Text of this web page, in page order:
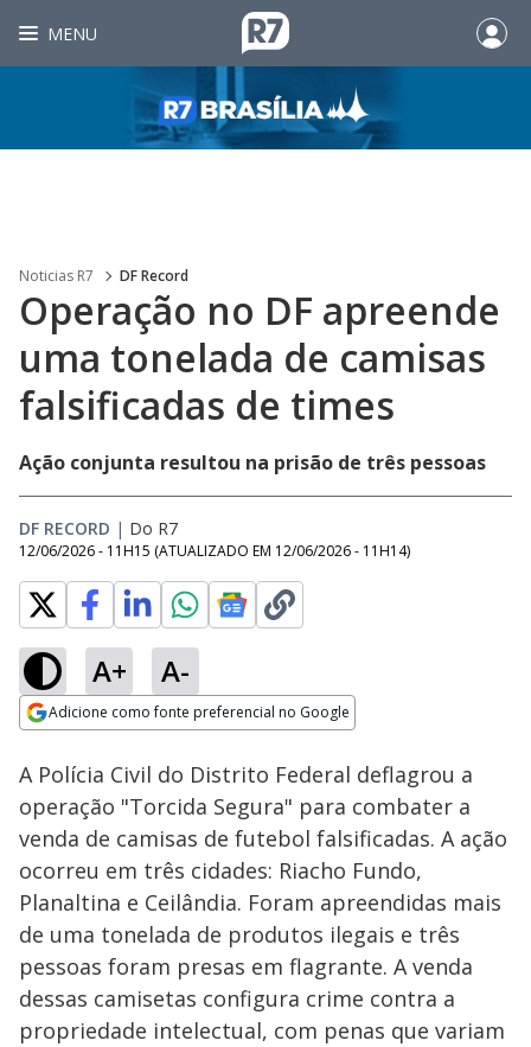
MENU
Noticias R7 DF Record
Operação no DF apreende
uma tonelada de camisas
falsificadas de times
Ação conjunta resultou na prisão de três pessoas
DF RECORD | Do R7
12/06/2026 - 11H15 (ATUALIZADO EM 12/06/2026 - 11H14)
A+ A-
Adicione como fonte preferencial no Google
Ativar
Loaded :
38.18%
A Polícia Civil do Distrito Federal deflagrou a
operação "Torcida Segura" para combater a
venda de camisas de futebol falsificadas. A ação
ocorreu em três cidades: Riacho Fundo,
Planaltina e Ceilândia. Foram apreendidas mais
de uma tonelada de produtos ilegais e três
pessoas foram presas em flagrante. A venda
dessas camisetas configura crime contra a
propriedade intelectual, com penas que variam